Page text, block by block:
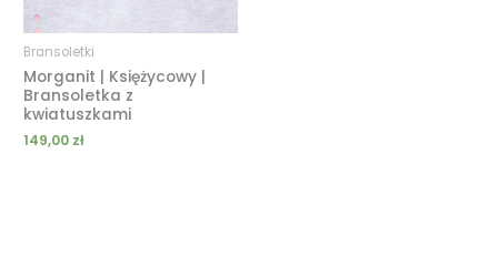
Bransoletki
Morganit | Księżycowy |
Bransoletka z
kwiatuszkami
149,00 zł